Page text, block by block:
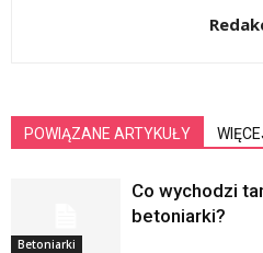
POWIĄZANE ARTYKUŁY
Betoniarki
Co wychodzi
betoniarki?